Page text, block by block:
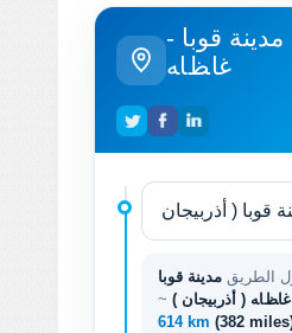
قوبا -
ﻏﺎﻆﺎﻪ
الطريق مدينة قوبا
( أذربيجان ) ~
614 km (382